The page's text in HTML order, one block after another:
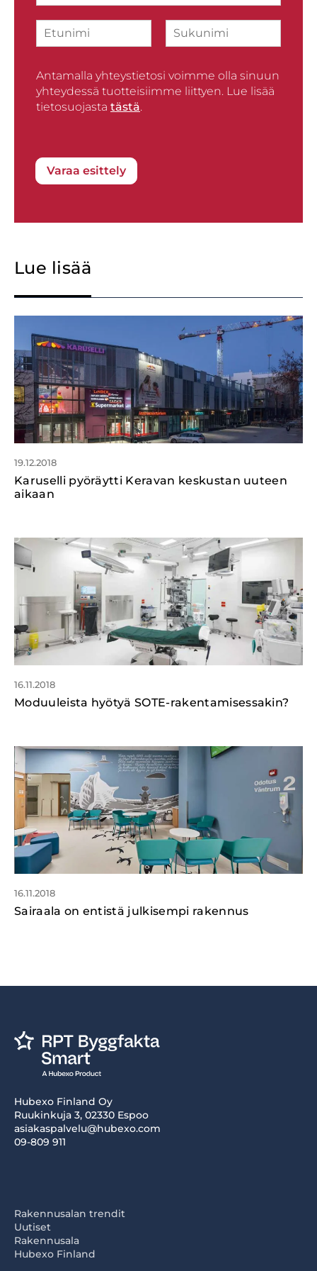
s
*
*
r
t
s
Antamalla yhteystietosi voimme olla sinuun
yhteydessä tuotteisiimme liittyen. Lue lisää
tietosuojasta tästä.
Varaa esittely
Lue lisää
19.12.2018
Karuselli pyöräytti Keravan keskustan uuteen
aikaan
16.11.2018
Moduuleista hyötyä SOTE-rakentamisessakin?
16.11.2018
Sairaala on entistä julkisempi rakennus
Hubexo Finland Oy
Ruukinkuja 3, 02330 Espoo
asiakaspalvelu@hubexo.com
09-809 911
Rakennusalan trendit
Uutiset
Rakennusala
Hubexo Finland